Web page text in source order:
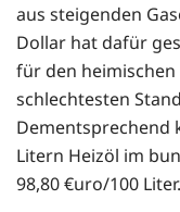
aus steigenden
Dollar hat dafür
für den
schlechtesten
Dementsprechend
Litern Heizöl im
98,80 €uro/100 Liter.